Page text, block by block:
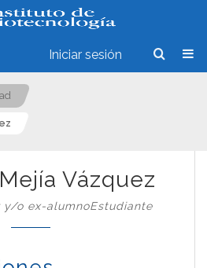
Iniciar sesión
Vázquez
y/o ex-alumnoEstudiante